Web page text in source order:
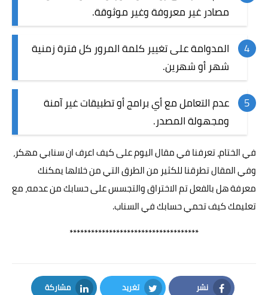
مصادر غير معروفة وغير موثوقة.
المدوامة على تغيير كلمة المرور كل فترة زمنية
شهر أو شهرين.
عدم التعامل مع أيبرامجأو تطبيقات غير آمنة
ومجهولة المصدر.
في الختام، تعرفنا في مقال اليوم على كيف اعرف ان سنابي مهكر،
وفي المقال تطرقنا للكثير من الطرق التي من خلالها يمكنك
معرفة هل بالفعل تم الاختراق والتجسس على حسابك من عدمه، مع
تعليمك كيف تحمي حسابك في السناب.
************************************
نشر تغريد مشاركة